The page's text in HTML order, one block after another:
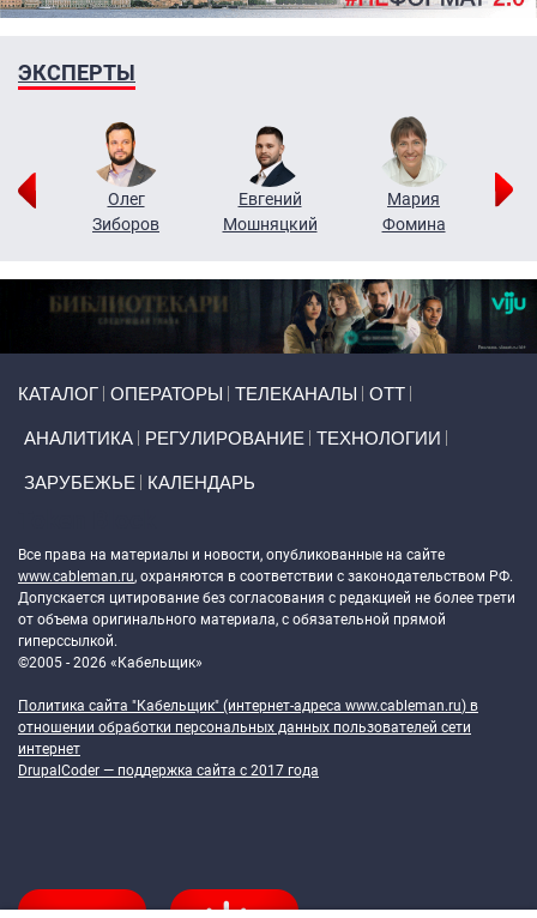
ЭКСПЕРТЫ
Олег
Зиборов
Евгений
Мошняцкий
Мария
Фомина
КАТАЛОГ ОПЕРАТОРЫ ТЕЛЕКАНАЛЫ ОТТ
АНАЛИТИКА РЕГУЛИРОВАНИЕ ТЕХНОЛОГИИ
ЗАРУБЕЖЬЕ КАЛЕНДАРЬ
Все права на материалы и новости, опубликованные на сайте
www.cableman.ru, охраняются в соответствии с законодательством РФ.
Допускается цитирование без согласования с редакцией не более трети
от объема оригинального материала, с обязательной прямой
гиперссылкой.
©2005 - 2026 «Кабельщик»
Политика сайта "Кабельщик" (интернет-адреса www.cableman.ru) в
отношении обработки персональных данных пользователей сети
интернет
DrupalCoder — поддержка сайта c 2017 года